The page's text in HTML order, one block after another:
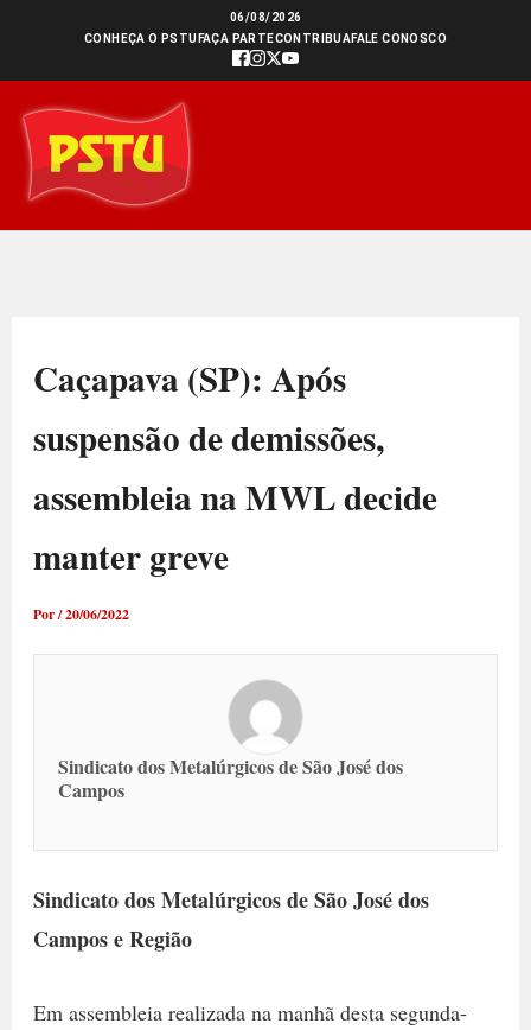
conteúdo
06/08/2026
CONHEÇA O PSTU FAÇA PARTECONTRIBUAFALE CONOSCO
Caçapava (SP): Após
suspensão de demissões,
assembleia na MWL decide
manter greve
Por/20/06/2022
Sindicato dos Metalúrgicos de São José dos
Campos
Sindicato dos Metalúrgicos de São José dos
Campos e Região
Em assembleia realizada na manhã desta segunda-